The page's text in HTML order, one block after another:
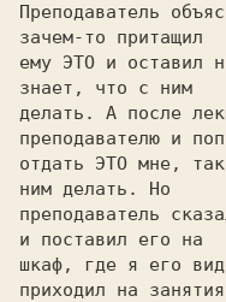
Преподаватель
зачем-то притащил
ему ЭТО и оставил
знает, что с ним
делать. А после
преподавателю и
отдать ЭТО мне,
ним делать. Но
преподаватель
и поставил его на
шкаф, где я его
приходил на